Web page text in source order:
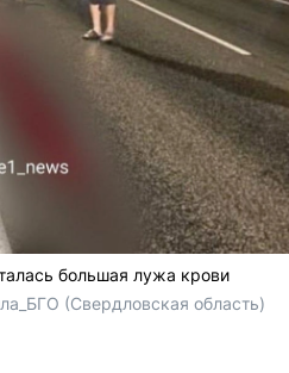
большая лужа крови
(Свердловская область)